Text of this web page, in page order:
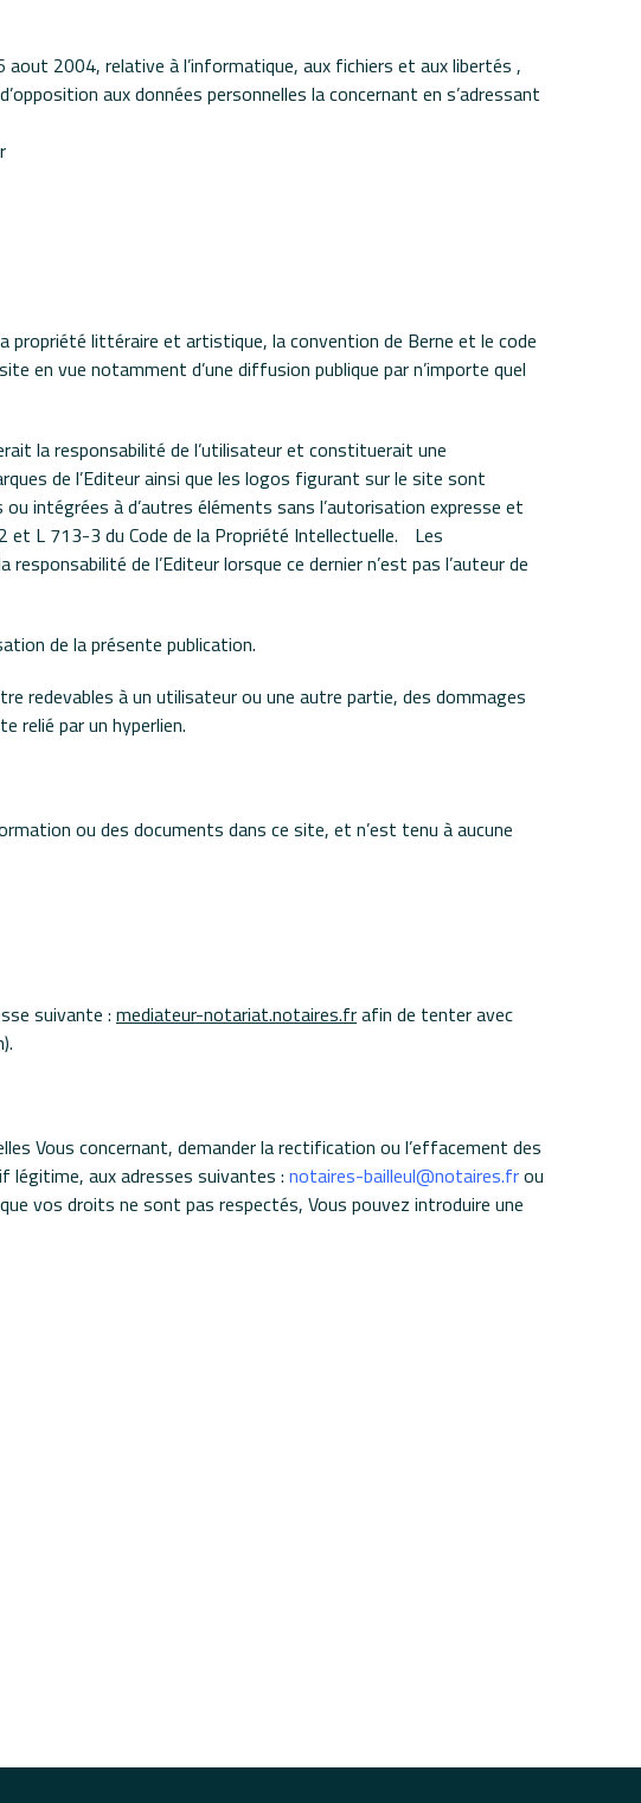
2004, relative à l’informatique, aux fichiers et aux libertés ,
aux données personnelles la concernant en s’adressant
propriété littéraire et artistique, la convention de Berne et le code
en vue notamment d’une diffusion publique par n’importe quel
la responsabilité de l’utilisateur et constituerait une
de l’Editeur ainsi que les logos figurant sur le site sont
intégrées à d’autres éléments sans l’autorisation expresse et
et L 713-3 du Code de la Propriété Intellectuelle. Les
de l’Editeur lorsque ce dernier n’est pas l’auteur de
de la présente publication.
redevables à un utilisateur ou une autre partie, des dommages
relié par un hyperlien.
ou des documents dans ce site, et n’est tenu à aucune
suivante : mediateur-notariat.notaires.frafin de tenter avec
Vous concernant, demander la rectification ou l’effacement des
légitime, aux adresses suivantes : notaires-bailleul@notaires.frou
vos droits ne sont pas respectés, Vous pouvez introduire une